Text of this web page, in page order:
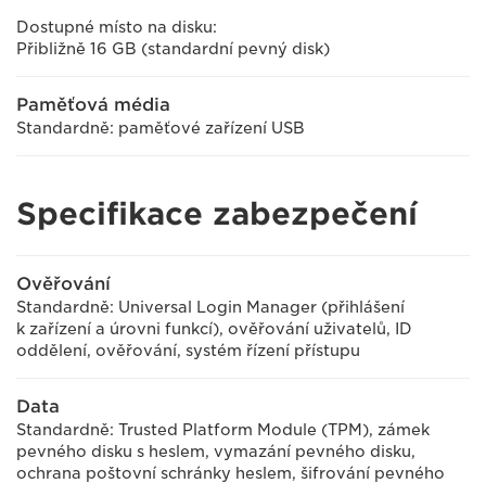
Dostupné místo na disku:
Přibližně 16 GB (standardní pevný disk)
Paměťová média
Standardně: paměťové zařízení USB
Specifikace zabezpečení
Ověřování
Standardně: Universal Login Manager (přihlášení
k zařízení a úrovni funkcí), ověřování uživatelů, ID
oddělení, ověřování, systém řízení přístupu
Data
Standardně: Trusted Platform Module (TPM), zámek
pevného disku s heslem, vymazání pevného disku,
ochrana poštovní schránky heslem, šifrování pevného